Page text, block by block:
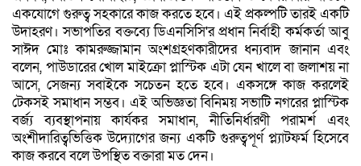
একযোগে গুরুত্ব সহকারে কাজ করতে হবে। এই প্রকল্পটি তারই একটি
উদাহরণ। সভাপতির বক্তব্যে ডিএনসিসি'র প্রধান নির্বাহী কর্মকর্তা আবু
সাঈদ মোঃ কামরুজ্জামান অংশগ্রহণকারীদের ধন্যবাদ জানান এবং
বলেন, পাউডারের খোল মাইক্রো প্লাস্টিক এটা যেন খালে বা জলাশয় না
আসে, সেজন্য সবাইকে সচেতন হতে হবে। একসঙ্গে কাজ করলেই
টেকসই সমাধান সম্ভব। এই অভিজ্ঞতা বিনিময় সভাটি নগরের প্লাস্টিক
বর্জ্য ব্যবস্থাপনায় কার্যকর সমাধান, নীতিনির্ধারণী পরামর্শ এবং
অংশীদারিত্বভিত্তিক উদ্যোগের জন্য একটি গুরুত্বপূর্ণ প্ল্যাটফর্ম হিসেবে
কাজ করবে বলে উপস্থিত বক্তারা মত দেন।